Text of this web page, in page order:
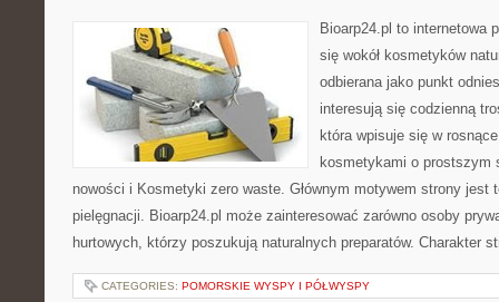
Bioarp24.pl to internetowa
się wokół kosmetyków
odbierana jako punkt
interesują się codzienną
która wpisuje się w
kosmetykami o prostszym
nowości i Kosmetyki zero waste. Głównym motywem strony jest
pielęgnacji. Bioarp24.pl może zainteresować zarówno osoby
hurtowych, którzy poszukują naturalnych preparatów. Charakter
CATEGORIES: POMORSKIE WYSPY I PÓŁWYSPY